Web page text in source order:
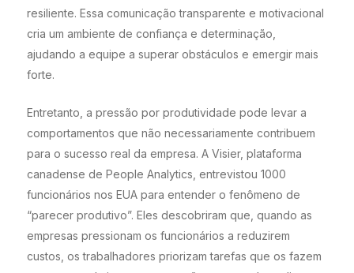
resiliente. Essa comunicação transparente e motivacional
cria um ambiente de confiança e determinação,
ajudando a equipe a superar obstáculos e emergir mais
forte.
Entretanto, a pressão por produtividade pode levar a
comportamentos que não necessariamente contribuem
para o sucesso real da empresa. A Visier, plataforma
canadense de People Analytics, entrevistou 1000
funcionários nos EUA para entender o fenômeno de
“parecer produtivo”. Eles descobriram que, quando as
empresas pressionam os funcionários a reduzirem
custos, os trabalhadores priorizam tarefas que os fazem